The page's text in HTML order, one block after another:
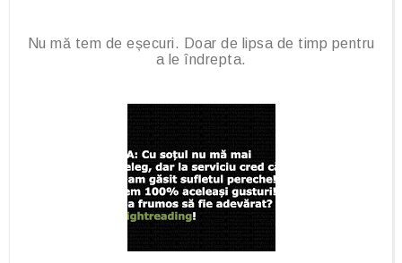
Nu mă tem de eșecuri. Doar de lipsa de timp pentru
a le îndrepta.